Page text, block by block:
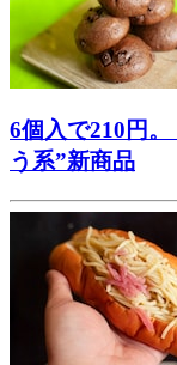
6個入で210円
う系”新商品